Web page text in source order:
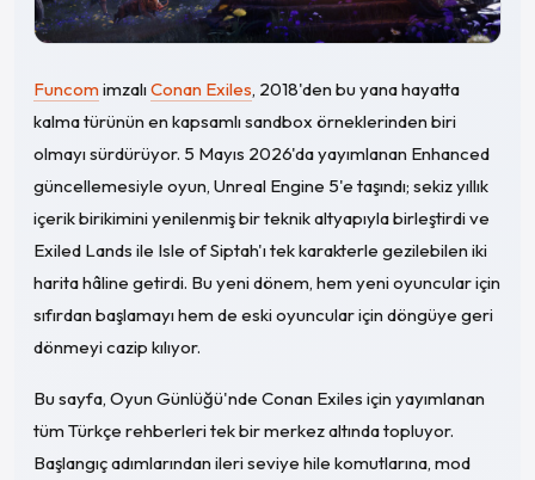
Funcom imzalıConan Exiles, 2018'den bu yana hayatta
kalma türünün en kapsamlı sandbox örneklerinden biri
olmayı sürdürüyor. 5 Mayıs 2026'da yayımlanan Enhanced
güncellemesiyle oyun, Unreal Engine 5'e taşındı; sekiz yıllık
içerik birikimini yenilenmiş bir teknik altyapıyla birleştirdi ve
Exiled Lands ile Isle of Siptah'ı tek karakterle gezilebilen iki
harita hâline getirdi. Bu yeni dönem, hem yeni oyuncular için
sıfırdan başlamayı hem de eski oyuncular için döngüye geri
dönmeyi cazip kılıyor.
Bu sayfa, Oyun Günlüğü'nde Conan Exiles için yayımlanan
tüm Türkçe rehberleri tek bir merkez altında topluyor.
Başlangıç adımlarından ileri seviye hile komutlarına, mod